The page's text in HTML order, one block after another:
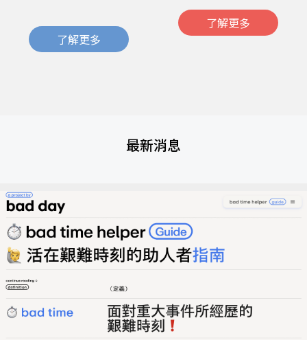
了解更多
了解更多
最新消息